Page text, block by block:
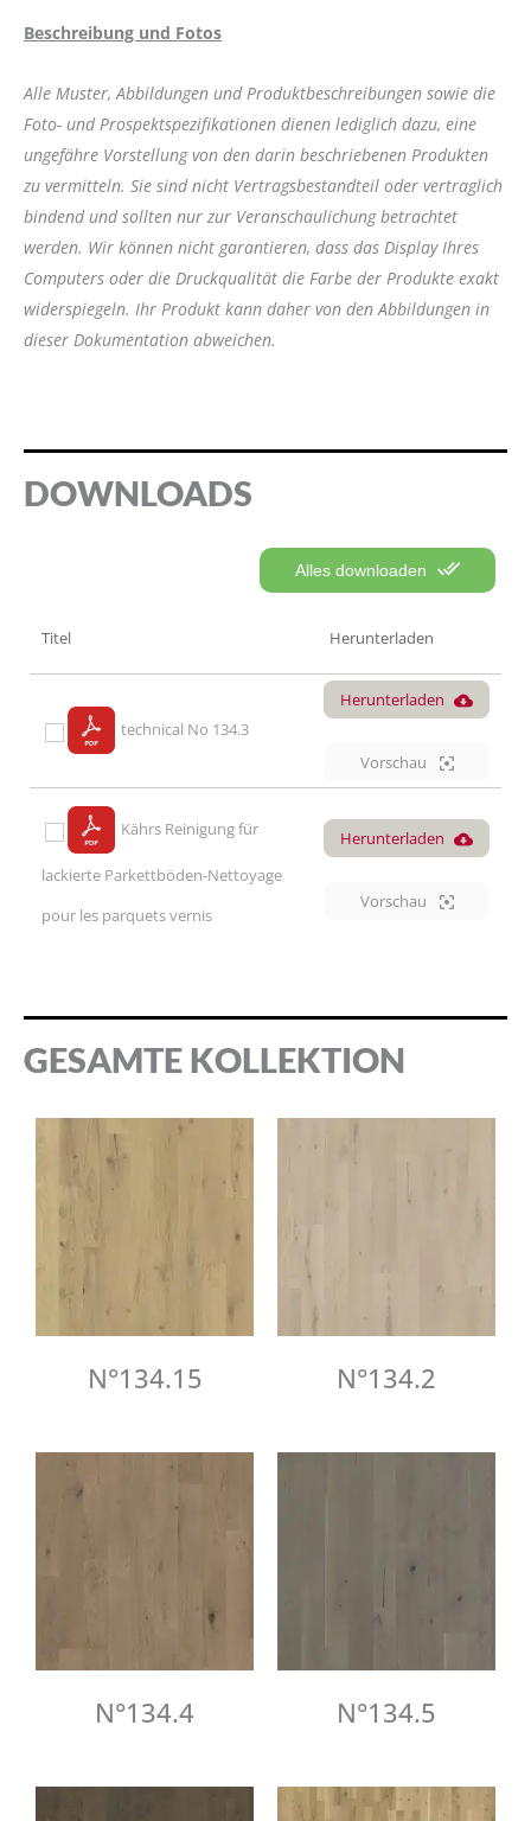
Beschreibung und Fotos
Alle Muster, Abbildungen und Produktbeschreibungen sowie die
Foto- und Prospektspezifikationen dienen lediglich dazu, eine
ungefähre Vorstellung von den darin beschriebenen Produkten
zu vermitteln. Sie sind nicht Vertragsbestandteil oder vertraglich
bindend und sollten nur zur Veranschaulichung betrachtet
werden. Wir können nicht garantieren, dass das Display Ihres
Computers oder die Druckqualität die Farbe der Produkte exakt
widerspiegeln. Ihr Produkt kann daher von den Abbildungen in
dieser Dokumentation abweichen.
DOWNLOADS
Alles downloaden
Titel Herunterladen
technical No 134.3
Herunterladen
Vorschau
Kährs Reinigung für
lackierte Parkettböden-Nettoyage
pour les parquets vernis
Herunterladen
Vorschau
GESAMTE KOLLEKTION
N°134.15 N°134.2
N°134.4 N°134.5